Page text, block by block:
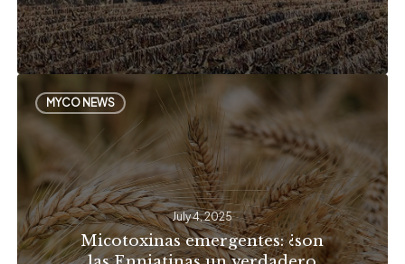
EE.UU.
y
LATAM
MYCO NEWS
Micotoxinas
emergentes:
¿son
las
Enniatinas
un
verdadero
July 4, 2025
Micotoxinas emergentes: ¿son